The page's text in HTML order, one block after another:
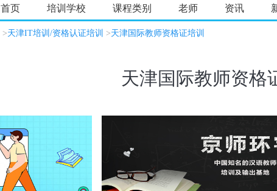
首页 培训学校 课程类别 老师 资讯
>天津IT培训/资格认证培训 >天津国际教师资格证培训
天津国际教师资格